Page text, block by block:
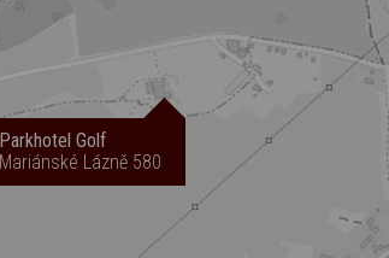
Parkhotel Golf
Mariánské Lázně 580